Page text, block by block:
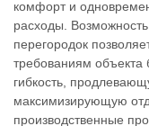
комфорт и
расходы.
перегородок
требованиям объекта
гибкость,
максимизирующую
производственные